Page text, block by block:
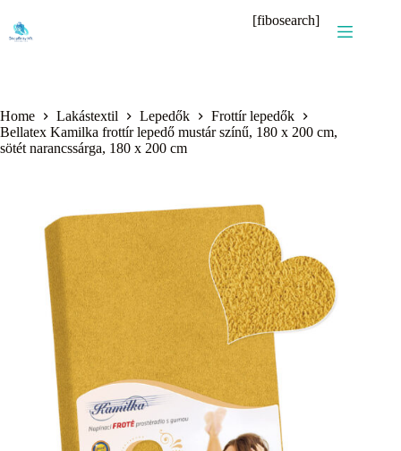
content
[fibosearch]
Home Lakástextil Lepedők
Frottír lepedők
Bellatex Kamilka frottír lepedő mustár színű, 180 x 200 cm,
sötét narancssárga, 180 x 200 cm